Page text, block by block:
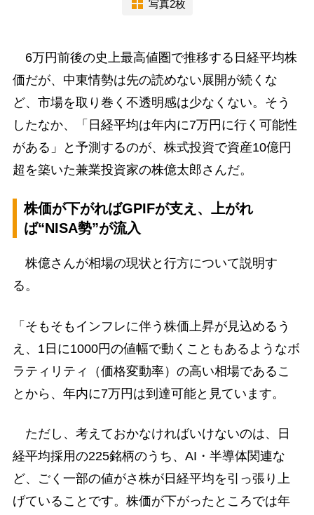
写真2枚
6万円前後の史上最高値圏で推移する日経平均株
価だが、中東情勢は先の読めない展開が続くな
ど、市場を取り巻く不透明感は少なくない。そう
したなか、「日経平均は年内に7万円に行く可能性
がある」と予測するのが、株式投資で資産10億円
超を築いた兼業投資家の株億太郎さんだ。
株価が下がればGPIFが支え、上がれ
ば“NISA勢”が流入
株億さんが相場の現状と行方について説明す
る。
「そもそもインフレに伴う株価上昇が見込めるう
え、1日に1000円の値幅で動くこともあるようなボ
ラティリティ（価格変動率）の高い相場であるこ
とから、年内に7万円は到達可能と見ています。
ただし、考えておかなければいけないのは、日
経平均採用の225銘柄のうち、AI・半導体関連な
ど、ごく一部の値がさ株が日経平均を引っ張り上
げていることです。株価が下がったところでは年